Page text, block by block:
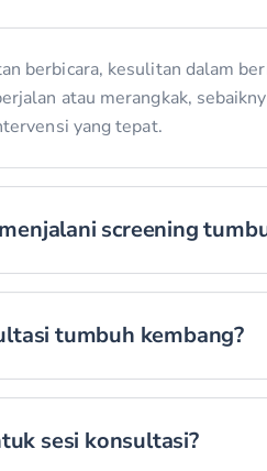
berbicara, kesulitan dalam
atau merangkak,
yang tepat.
screening
tumbuh kembang?
sesi konsultasi?